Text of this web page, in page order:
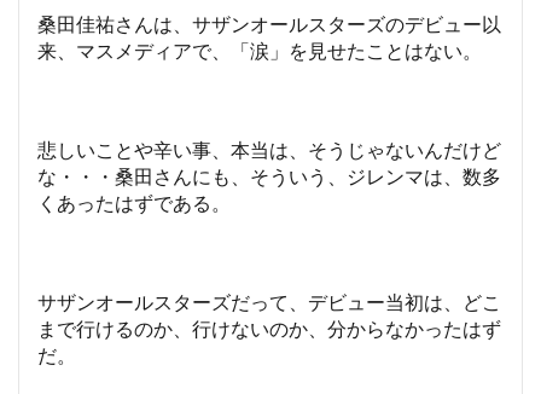
桑田佳祐さんは、サザンオールスターズのデビュー以
来、マスメディアで、「涙」を見せたことはない
悲しいことや辛い事、本当は、そうじゃないんだけど
な・・・桑田さんにも、そういう、ジレンマは、数多
くあったはずである。
サザンオールスターズだって、デビュー当初は、どこ
まで行けるのか、行けないのか、分からなかったはず
だ。